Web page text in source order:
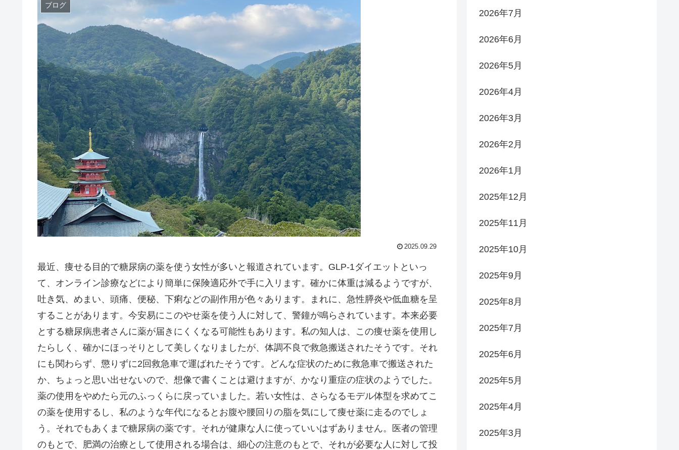
ブログ
2025.09.29
最近、痩せる目的で糖尿病の薬を使う女性が多いと報道されています。GLP-1ダイエットといっ
て、オンライン診療などにより簡単に保険適応外で手に入リます。確かに体重は減るようですが、
吐き気、めまい、頭痛、便秘、下痢などの副作用が色々あります。まれに、急性膵炎や低血糖を呈
することがあります。今安易にこのやせ薬を使う人に対して、警鐘が鳴らされています。本来必要
とする糖尿病患者さんに薬が届きにくくなる可能性もあります。私の知人は、この痩せ薬を使用し
たらしく、確かにほっそりとして美しくなりましたが、体調不良で救急搬送されたそうです。それ
にも関わらず、懲りずに2回救急車で運ばれたそうです。どんな症状のために救急車で搬送された
か、ちょっと思い出せないので、想像で書くことは避けますが、かなり重症の症状のようでした。
薬の使用をやめたら元のふっくらに戻っていました。若い女性は、さらなるモデル体型を求めてこ
の薬を使用するし、私のような年代になるとお腹や腰回りの脂を気にして痩せ薬に走るのでしょ
う。それでもあくまで糖尿病の薬です。それが健康な人に使っていいはずありません。医者の管理
のもとで、肥満の治療として使用される場合は、細心の注意のもとで、それが必要な人に対して投
2026年7月
2026年6月
2026年5月
2026年4月
2026年3月
2026年2月
2026年1月
2025年12月
2025年11月
2025年10月
2025年9月
2025年8月
2025年7月
2025年6月
2025年5月
2025年4月
2025年3月